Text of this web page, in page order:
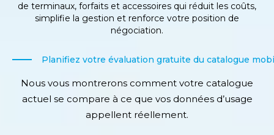
de terminaux, forfaits et accessoires qui réduit les coûts,
simplifie la gestion et renforce votre position de
négociation.
Planifiez votre évaluation gratuite du catalogue
Nous vous montrerons comment votre catalogue
actuel se compare à ce que vos données d’usage
appellent réellement.